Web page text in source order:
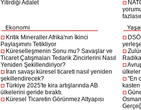
Yitirdiği Adalet
Kritik Mineraller Afrika'nın İkinci
Paylaşımını Tetikliyor
Küreselleşmenin Sonu mu? Savaşlar ve
Ticaret Çatışmaları Tedarik Zincirlerini Nasıl
Yeniden Şekillendiriyor?
İran savaşı küresel ticareti nasıl yeniden
şekillendirecek?
Türkiye 2025'te kira artışlarında AB
ülkelerini geride bıraktı.
Küresel Ticaretin Görünmez Altyapısı
"En